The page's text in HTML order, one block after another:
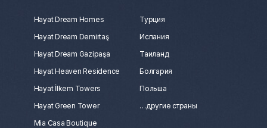
Hayat Dream Homes
Hayat Dream Demirtaş
Hayat Dream Gazipaşa
Hayat Heaven Residence
Hayat İlkem Towers
Hayat Green Tower
Mia Casa Boutique
Турция
Испания
Таиланд
Болгария
Польша
…другие страны